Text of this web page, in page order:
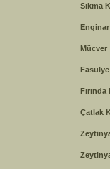
Sıkma
Enginar
Mücver
Fasulye
Fırında
Çatlak